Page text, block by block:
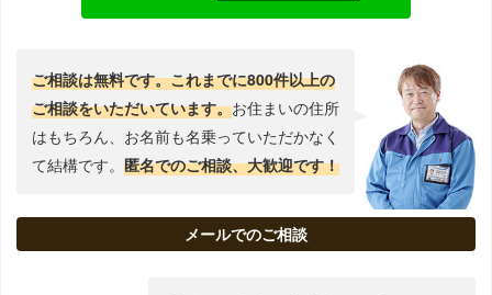
ご相談は無料です。これまでに800件以上の
ご相談をいただいています。お住まいの住所
はもちろん、お名前も名乗っていただかなく
て結構です。 匿名でのご相談、大歓迎です！
メールでのご相談